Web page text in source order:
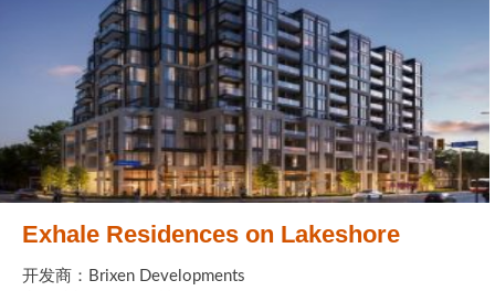
Exhale Residences on Lakeshore
开发商：Brixen Developments